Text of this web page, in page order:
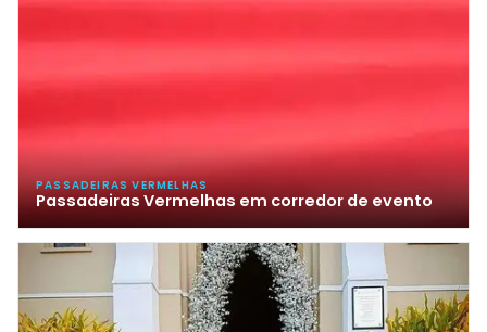
PASSADEIRAS VERMELHAS
Passadeiras Vermelhas em corredor de evento